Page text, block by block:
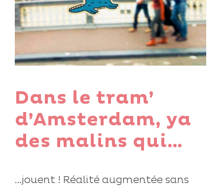
Dans le tram’
d’Amsterdam, ya
des malins qui…
…jouent ! Réalité augmentée sans